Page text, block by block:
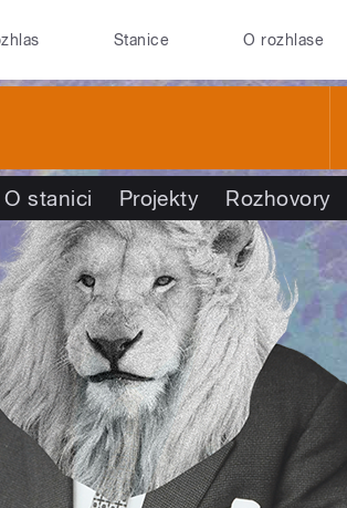
Stanice O rozhlase
O stanici Projekty Rozhovory